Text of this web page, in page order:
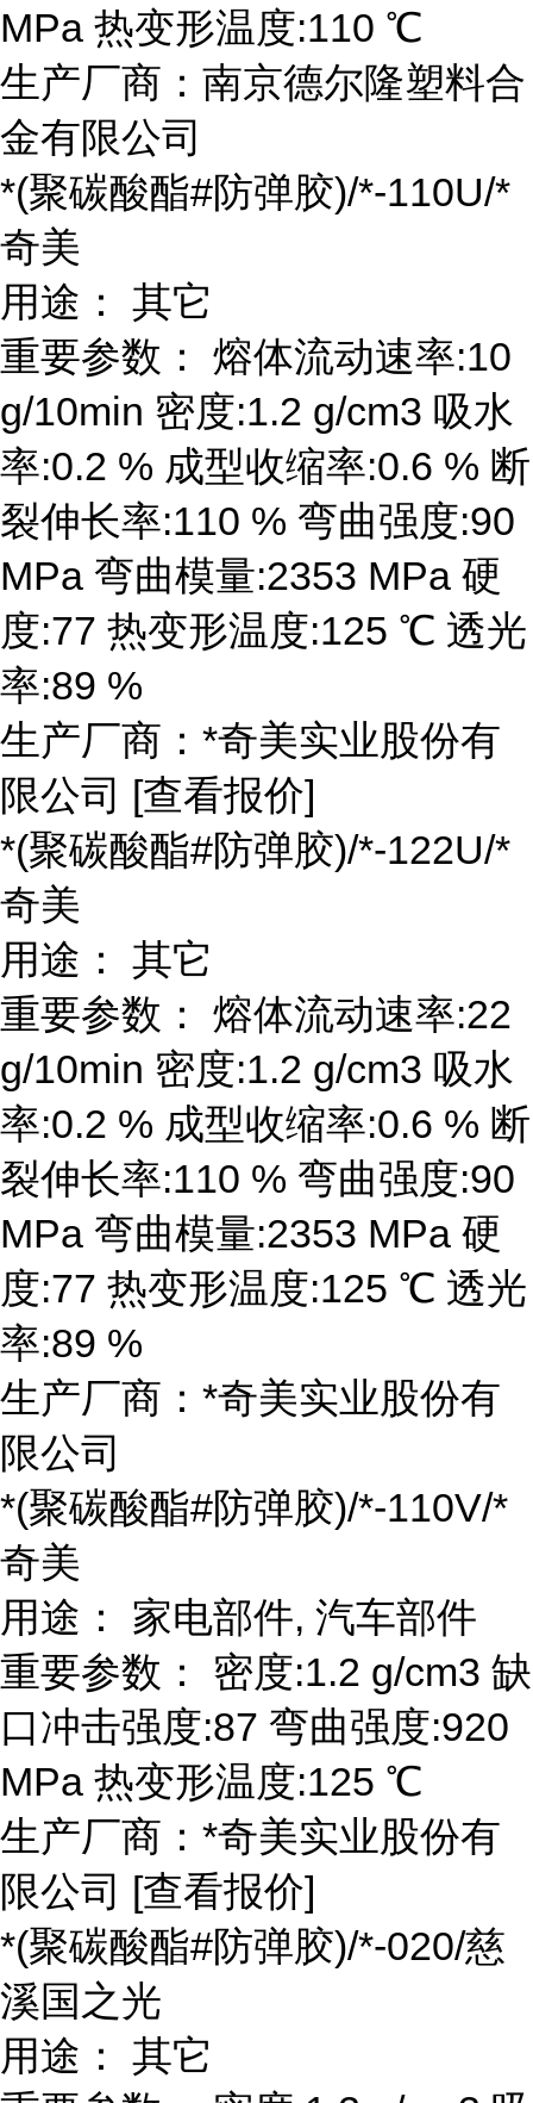
MPa 热变形温度:110 ℃
生产厂商：南京德尔隆塑料合
金有限公司
*(聚碳酸酯#防弹胶)/*-110U/*
奇美
用途： 其它
重要参数： 熔体流动速率:10
g/10min 密度:1.2 g/cm3 吸水
率:0.2 % 成型收缩率:0.6 % 断
裂伸长率:110 % 弯曲强度:90
MPa 弯曲模量:2353 MPa 硬
度:77 热变形温度:125 ℃ 透光
率:89 %
生产厂商：*奇美实业股份有
限公司 [查看报价]
*(聚碳酸酯#防弹胶)/*-122U/*
奇美
用途： 其它
重要参数： 熔体流动速率:22
g/10min 密度:1.2 g/cm3 吸水
率:0.2 % 成型收缩率:0.6 % 断
裂伸长率:110 % 弯曲强度:90
MPa 弯曲模量:2353 MPa 硬
度:77 热变形温度:125 ℃ 透光
率:89 %
生产厂商：*奇美实业股份有
限公司
*(聚碳酸酯#防弹胶)/*-110V/*
奇美
用途： 家电部件, 汽车部件
重要参数： 密度:1.2 g/cm3 缺
口冲击强度:87 弯曲强度:920
MPa 热变形温度:125 ℃
生产厂商：*奇美实业股份有
限公司 [查看报价]
*(聚碳酸酯#防弹胶)/*-020/慈
溪国之光
用途： 其它